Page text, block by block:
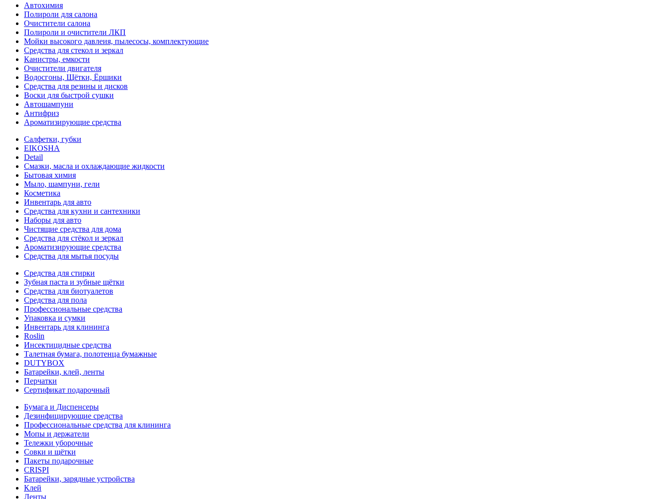
Автохимия
Полироли для салона
Очистители салона
Полироли и очистители ЛКП
Мойки высокого давлеия, пылесосы, комплектующие
Средства для стекол и зеркал
Канистры, емкости
Очистители двигателя
Водосгоны, Щётки, Ёршики
Средства для резины и дисков
Воски для быстрой сушки
Автошампуни
Антифриз
Ароматизирующие средства
Салфетки, губки
EIKOSHA
Detail
Смазки, масла и охлаждающие жидкости
Бытовая химия
Мыло, шампуни, гели
Косметика
Инвентарь для авто
Средства для кухни и сантехники
Наборы для авто
Чистящие средства для дома
Средства для стёкол и зеркал
Ароматизирующие средства
Средства для мытья посуды
Средства для стирки
Зубная паста и зубные щётки
Средства для биотуалетов
Средства для пола
Профессиональные средства
Упаковка и сумки
Инвентарь для клининга
Roslin
Инсектицидные средства
Талетная бумага, полотенца бумажные
DUTYBOX
Батарейки, клей, ленты
Перчатки
Сертификат подарочный
Бумага и Диспенсеры
Дезинфицирующие средства
Профессиональные средства для клининга
Мопы и держатели
Тележки уборочные
Совки и щётки
Пакеты подарочные
CRISPI
Батарейки, зарядные устройства
Клей
Ленты